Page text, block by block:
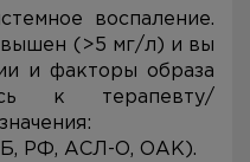
воспаление.
(>5 мг/л) и вы
и факторы образа
к терапевту/
РФ, АСЛ-О, ОАК).